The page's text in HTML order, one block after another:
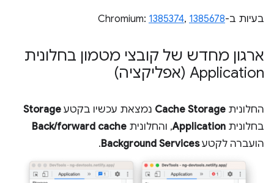
בעיות ב-Chromium: 1385374, 1385678
ארגון מחדש של קובצי מטמון בחלונית
Application (אפליקציה)
החלונית Cache Storage נמצאת עכשיו בקטע Storage
בחלונית Application, והחלונית Back/forward cache
הועברה לקטעBackground Services
.